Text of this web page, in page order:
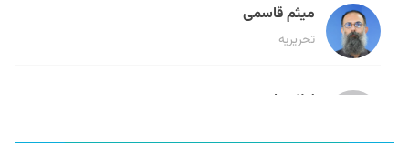
میثم قاسمی
تحریریه
لیلا حنارود